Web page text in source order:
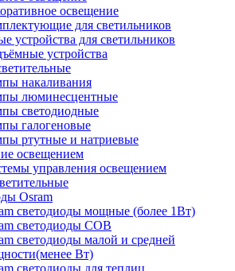
освещение
для светильников
устройства для светильников
устройства
накаливания
люминесцентные
светодиодные
галогеновые
ртутные и натриевые
освещением
управления освещением
Osram
светодиоды мощные (более 1Вт)
светодиоды COB
светодиоды малой и средней
Вт)
светодиоды для теплиц